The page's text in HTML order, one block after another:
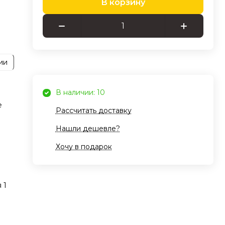
В корзину
В наличии: 10
Рассчитать доставку
Нашли дешевле?
Хочу в подарок